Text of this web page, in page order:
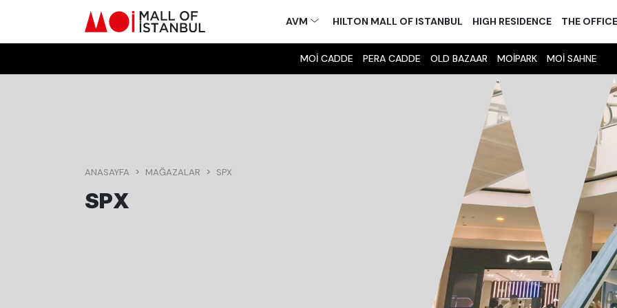
AVM HILTON MALL OF ISTANBUL HIGH RESIDENCE THE
MOİ CADDE PERA CADDE OLD BAZAAR MOİPARK MOİ SAHNE
ANASAYFA MAĞAZALAR SPX
SPX